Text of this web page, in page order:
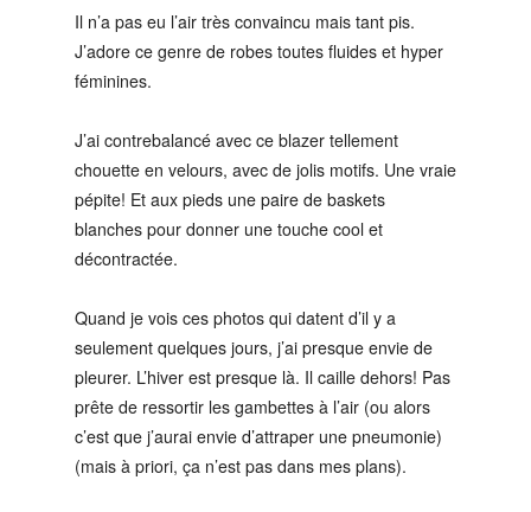
Il n’a pas eu l’air très convaincu mais tant pis.
J’adore ce genre de robes toutes fluides et hyper
féminines.
J’ai contrebalancé avec ce blazer tellement
chouette en velours, avec de jolis motifs. Une vraie
pépite! Et aux pieds une paire de baskets
blanches pour donner une touche cool et
décontractée.
Quand je vois ces photos qui datent d’il y a
seulement quelques jours, j’ai presque envie de
pleurer. L’hiver est presque là. Il caille dehors! Pas
prête de ressortir les gambettes à l’air (ou alors
c’est que j’aurai envie d’attraper une pneumonie)
(mais à priori, ça n’est pas dans mes plans).